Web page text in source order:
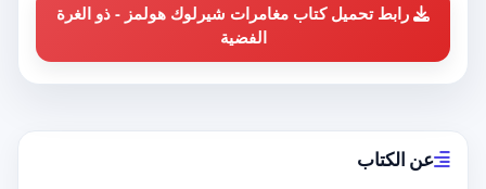
رابط تحميل كتاب مغامرات شيرلوك هولمز - ذو الغرة
الفضية
عن الكتاب